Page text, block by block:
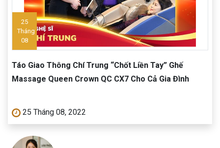
25
Tháng
08
Táo Giao Thông Chí Trung “Chốt Liền Tay” Ghế
Massage Queen Crown QC CX7 Cho Cả Gia Đình
25 Tháng 08, 2022